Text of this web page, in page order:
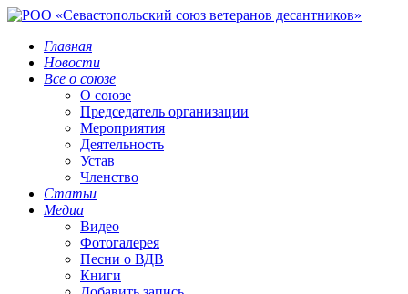
Главная
Новости
Все о союзе
О союзе
Председатель организации
Мероприятия
Деятельность
Устав
Членство
Статьи
Медиа
Видео
Фотогалерея
Песни о ВДВ
Книги